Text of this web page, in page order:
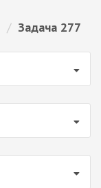
/ Задача 277